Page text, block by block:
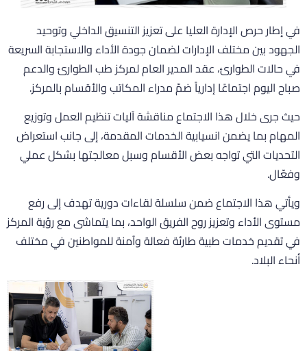
إطار حرص الإدارة العليا على تعزيز التنسيق الداخلي وتوحيد
بين مختلف الإدارات لضمان جودة الأداء والاستجابة السريعة
حالات الطوارئ، عقد المدير العام لمركز طب الطوارئ والدعم
اليوم اجتماعًا إدارياً ضمّ مدراء المكاتب والأقسام بالمركز.
جرى خلال هذا الاجتماع مناقشة آليات تنظيم العمل وتوزيع
بما يضمن انسيابية الخدمات المقدمة، إلى جانب استعراض
التي تواجه بعض الأقسام وسبل معالجتها بشكل عملي
هذا الاجتماع ضمن سلسلة لقاءات دورية تهدف إلى رفع
الأداء وتعزيز روح الفريق الواحد، بما يتماشى مع رؤية المركز
تقديم خدمات طبية طارئة فعالة وآمنة للمواطنين في مختلف
البلاد.